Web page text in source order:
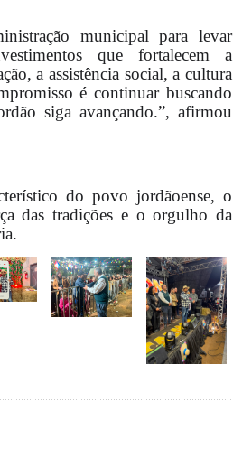
municipal para levar
que fortalecem a
a assistência social, a cultura
é continuar buscando
siga avançando.”, afirmou
do povo jordãoense, o
das tradições e o orgulho da